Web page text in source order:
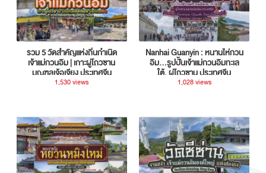
รวม 5 วัดสำคัญแห่งถิ่นกำเนิด
เจ้าแม่กวนอิม | เกาะผู่โถวซาน
มณฑลเจ้อเจียง ประเทศจีน
1,530 views
Nanhai Guanyin : หนานไห่กวน
อิม...รูปปั้นเจ้าแม่กวนอิมทะเล
ใต้, ผู่โถวซาน ประเทศจีน
1,028 views